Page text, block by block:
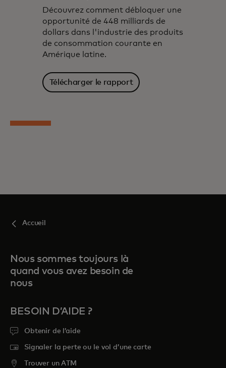
Découvrez comment débloquer une
opportunité de 448 milliards de
dollars dans l'industrie des produits
de consommation courante en
Amérique latine.
Télécharger le rapport
Accueil
Nous sommes toujours là
quand vous avez besoin de
nous
BESOIN D’AIDE ?
Obtenir de l’aide
Signaler la perte ou le vol d’une carte
Trouver un ATM